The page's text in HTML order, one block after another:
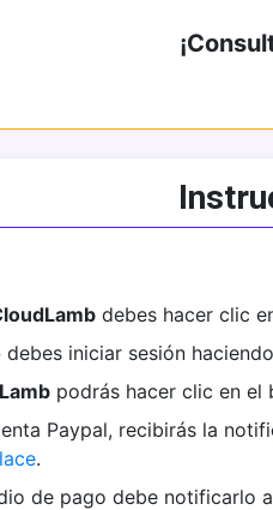
debes hacer clic
iniciar sesión
podrás hacer clic en el
Paypal, recibirás la
.
de pago debe notificarlo